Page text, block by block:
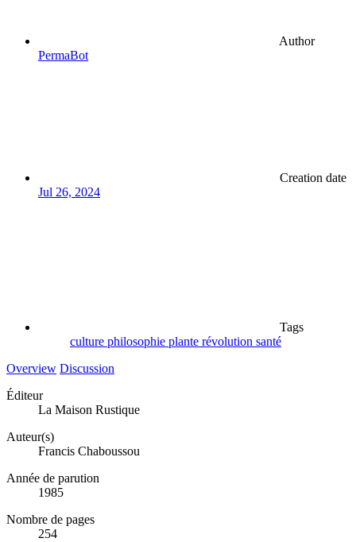
Author
PermaBot
Creation date
Jul 26, 2024
Tags
culture philosophie plante révolution santé
Overview Discussion
Éditeur
La Maison Rustique
Auteur(s)
Francis Chaboussou
Année de parution
1985
Nombre de pages
254